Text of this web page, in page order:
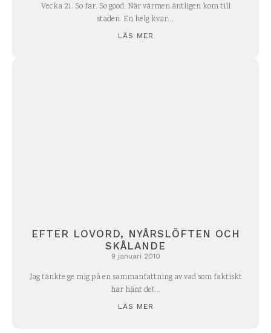
Vecka 21. So far. So good. När värmen äntligen kom till
staden. En helg kvar....
LÄS MER
EFTER LOVORD, NYÅRSLÖFTEN OCH
SKÅLANDE
9 januari 2010
Jag tänkte ge mig på en sammanfattning av vad som faktiskt
har hänt det...
LÄS MER